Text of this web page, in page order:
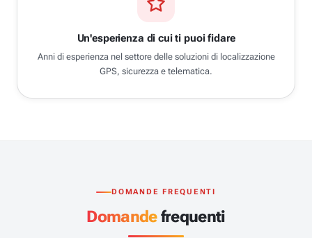
Un'esperienza di cui ti puoi fidare
Anni di esperienza nel settore delle soluzioni di localizzazione
GPS, sicurezza e telematica.
DOMANDE FREQUENTI
Domandefrequenti